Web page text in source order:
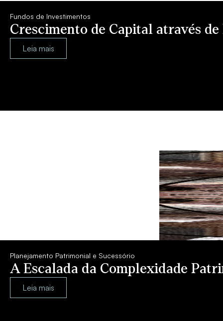
Fundos de Investimentos
Crescimento de Capital através
Leia mais
Planejamento Patrimonial e Sucessório
A Escalada da Complexidade
Leia mais